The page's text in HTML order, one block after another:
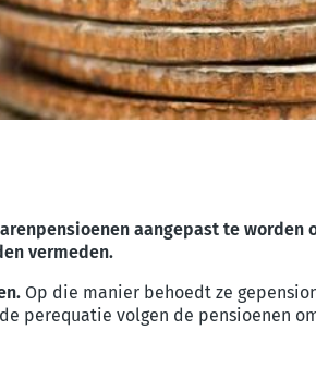
aangepast te worden
vermeden.
Op die manier behoedt ze
perequatie volgen de pensioenen